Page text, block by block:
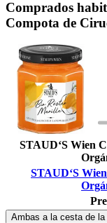
Comprados
Compota de
STAUD‘S Wien
STAUD‘S
Ambas a la cesta de la